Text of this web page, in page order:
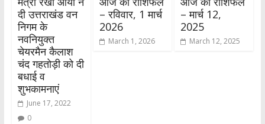
दी उत्तराखंड वन
निगम के
नवनियुक्त
चेयरमैन कैलाश
चंद गहतोड़ी को दी
बधाई व
शुभकामनाएं
June 17, 2022
0
– रविवार, 1 मार्च
2026
March 1, 2026
– मार्च 12,
2025
March 12, 2025